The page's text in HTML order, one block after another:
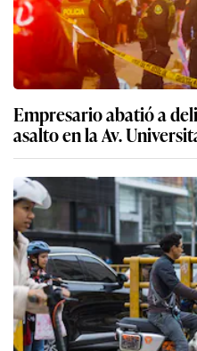
Empresario abatió a
asalto en la Av.